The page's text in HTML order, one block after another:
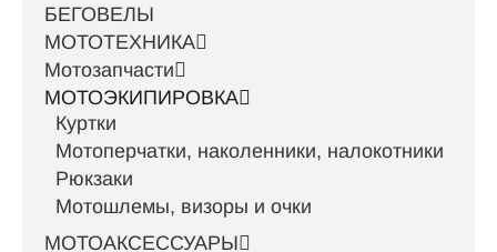
БЕГОВЕЛЫ
МОТОТЕХНИКА
Мотозапчасти
МОТОЭКИПИРОВКА
Куртки
Мотоперчатки, наколенники, налокотники
Рюкзаки
Мотошлемы, визоры и очки
МОТОАКСЕССУАРЫ